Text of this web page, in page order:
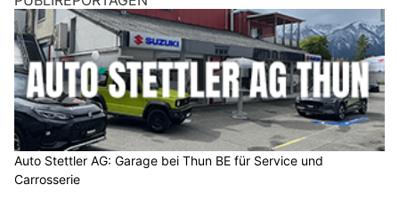
Auto Stettler AG: Garage bei Thun BE für Service und
Carrosserie